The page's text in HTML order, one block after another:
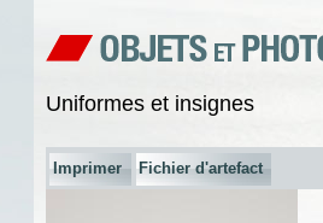
Uniformes et insignes
Imprimer Fichier d'artefact